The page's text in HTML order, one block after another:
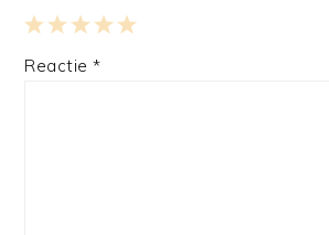
4
3
2
1
Reactie*